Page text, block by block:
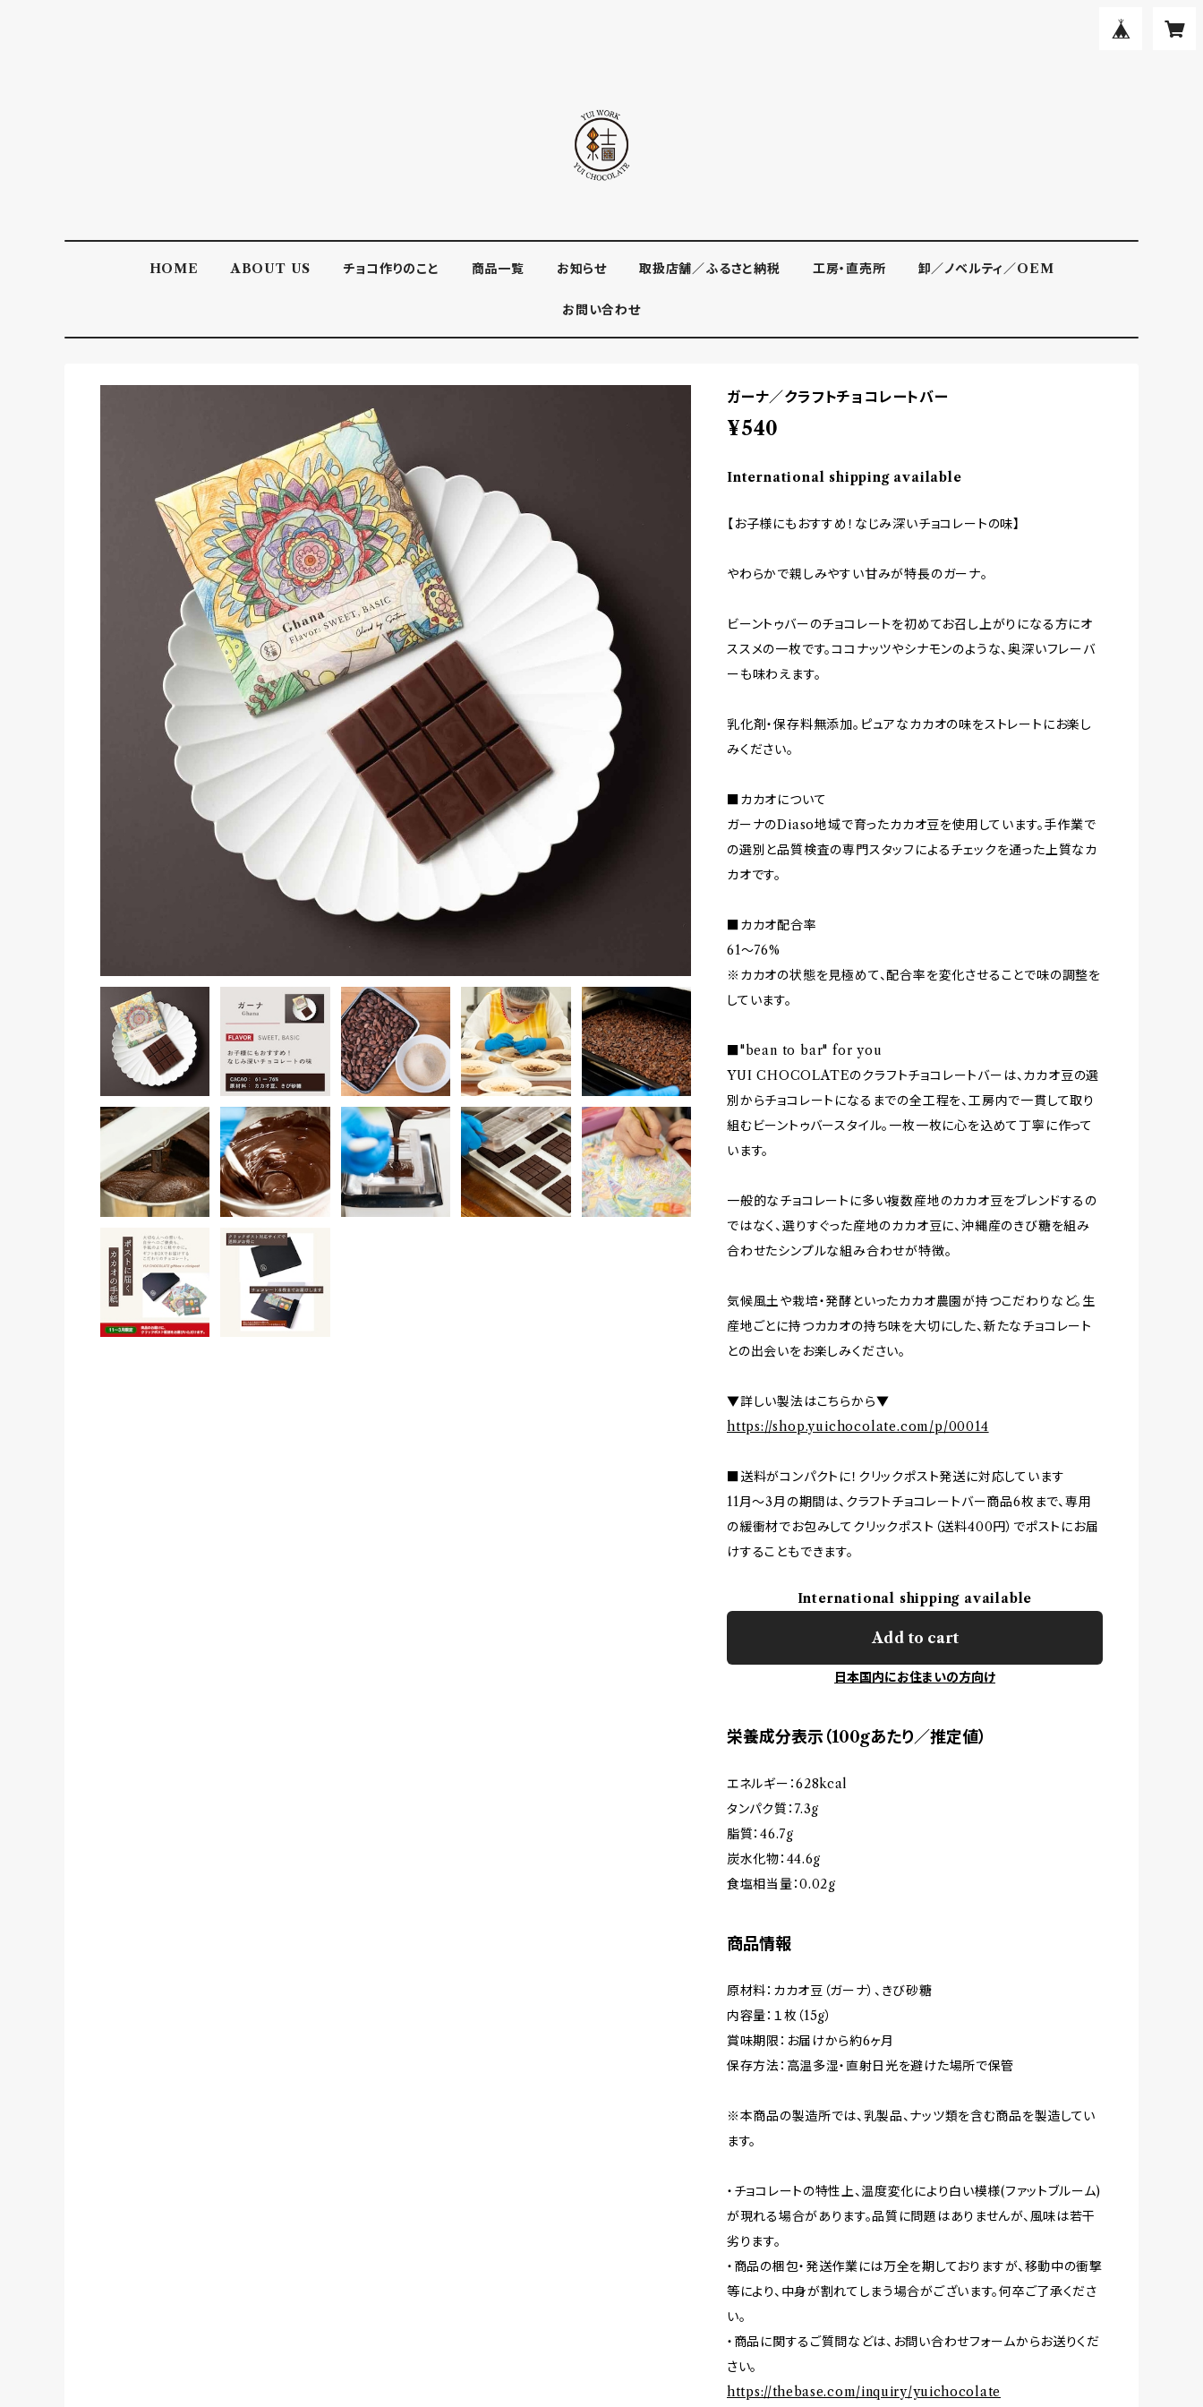
HOME ABOUT US チョコ作りのこと 商品一覧 お知らせ 取扱店舗／ふるさと納税 工房・直売所 卸／ノベルティ／OEM
お問い合わせ
ガーナ／クラフトチョコレートバー
¥540
International shipping available
【お子様にもおすすめ！なじみ深いチョコレートの味】
やわらかで親しみやすい甘みが特長のガーナ。
ビーントゥバーのチョコレートを初めてお召し上がりになる方にオ
ススメの一枚です。ココナッツやシナモンのような、奥深いフレーバ
ーも味わえます。
乳化剤・保存料無添加。ピュアなカカオの味をストレートにお楽し
みください。
■カカオについて
ガーナのDiaso地域で育ったカカオ豆を使用しています。手作業で
の選別と品質検査の専門スタッフによるチェックを通った上質なカ
カオです。
■カカオ配合率
61〜76%
※カカオの状態を見極めて、配合率を変化させることで味の調整を
しています。
■"bean to bar" for you
YUI CHOCOLATEのクラフトチョコレートバーは、カカオ豆の選
別からチョコレートになるまでの全工程を、工房内で一貫して取り
組むビーントゥバースタイル。一枚一枚に心を込めて丁寧に作って
います。
一般的なチョコレートに多い複数産地のカカオ豆をブレンドするの
ではなく、選りすぐった産地のカカオ豆に、沖縄産のきび糖を組み
合わせたシンプルな組み合わせが特徴。
気候風土や栽培・発酵といったカカオ農園が持つこだわりなど。生
産地ごとに持つカカオの持ち味を大切にした、新たなチョコレート
との出会いをお楽しみください。
▼詳しい製法はこちらから▼
https://shop.yuichocolate.com/p/00014
■送料がコンパクトに！クリックポスト発送に対応しています
11月〜3月の期間は、クラフトチョコレートバー商品6枚まで、専用
の緩衝材でお包みしてクリックポスト（送料400円）でポストにお届
けすることもできます。
International shipping available
Add to cart
日本国内にお住まいの方向け
栄養成分表示（100gあたり／推定値）
エネルギー：628kcal
タンパク質：7.3g
脂質：46.7g
炭水化物：44.6g
食塩相当量：0.02g
商品情報
原材料：カカオ豆（ガーナ）、きび砂糖
内容量：１枚（15g）
賞味期限：お届けから約6ヶ月
保存方法：高温多湿・直射日光を避けた場所で保管
※本商品の製造所では、乳製品、ナッツ類を含む商品を製造してい
ます。
・チョコレートの特性上、温度変化により白い模様(ファットブルーム)
が現れる場合があります。品質に問題はありませんが、風味は若干
劣ります。
・商品の梱包・発送作業には万全を期しておりますが、移動中の衝撃
等により、中身が割れてしまう場合がございます。何卒ご了承くださ
い。
・商品に関するご質問などは、お問い合わせフォームからお送りくだ
さい。
https://thebase.com/inquiry/yuichocolate